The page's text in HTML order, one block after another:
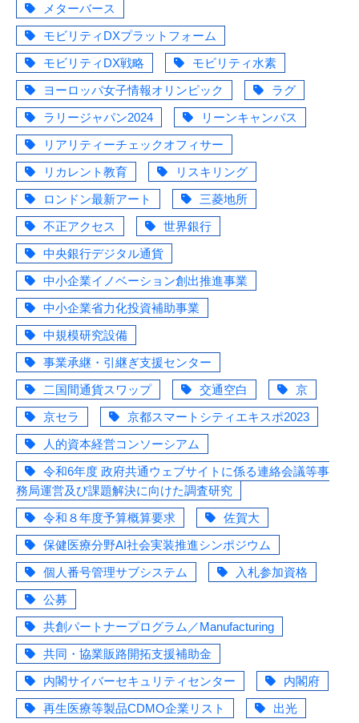
メターバース
モビリティDXプラットフォーム
モビリティDX戦略
モビリティ水素
ヨーロッパ女子情報オリンピック
ラグ
ラリージャパン2024
リーンキャンバス
リアリティーチェックオフィサー
リカレント教育
リスキリング
ロンドン最新アート
三菱地所
不正アクセス
世界銀行
中央銀行デジタル通貨
中小企業イノベーション創出推進事業
中小企業省力化投資補助事業
中規模研究設備
事業承継・引継ぎ支援センター
二国間通貨スワップ
交通空白
京
京セラ
京都スマートシティエキスポ2023
人的資本経営コンソーシアム
令和6年度 政府共通ウェブサイトに係る連絡会議等事
務局運営及び課題解決に向けた調査研究
令和８年度予算概算要求
佐賀大
保健医療分野AI社会実装推進シンポジウム
個人番号管理サブシステム
入札参加資格
公募
共創パートナープログラム／Manufacturing
共同・協業販路開拓支援補助金
内閣サイバーセキュリティセンター
内閣府
再生医療等製品CDMO企業リスト
出光